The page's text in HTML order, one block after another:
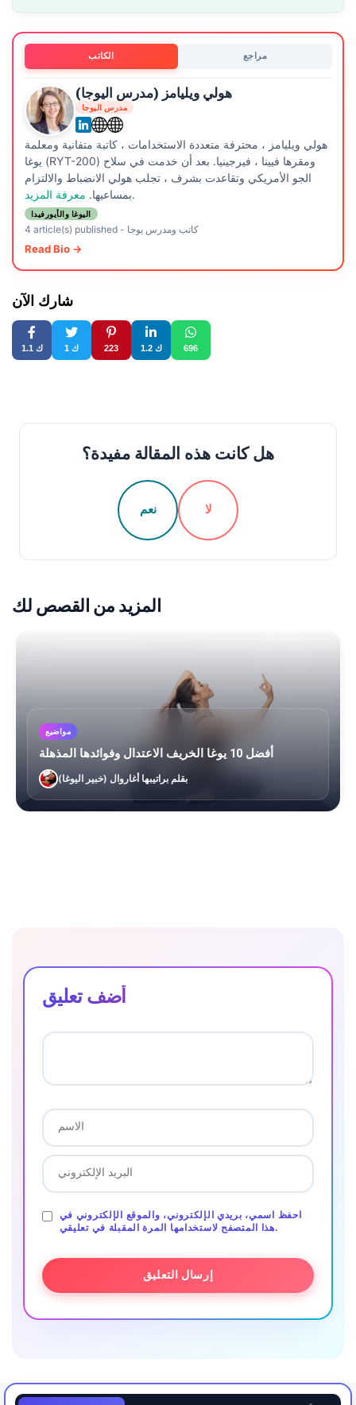
الكاتب مراجع
هولي ويليامز (مدرس اليوجا)
مدرس اليوجا
هولي ويليامز ، محترفة متعددة الاستخدامات ، كاتبة متفانية ومعلمة
يوغا (RYT-200) ومقرها فيينا ، فيرجينيا. بعد أن خدمت في سلاح
الجو الأمريكي وتقاعدت بشرف ، تجلب هولي الانضباط والالتزام
بمساعيها. معرفة المزيد .
اليوغا والأيورفيدا
4 article(s) published- كاتب ومدرس يوجا
Read Bio →
شارك الآن
1.1 ك 1 ك 223 1.2 ك 696
هل كانت هذه المقالة مفيدة؟
نعم لا
المزيد من القصص لك
مواضيع
أفضل 10 يوغا الخريف الاعتدال وفوائدها المذهلة
بقلم براتيبها أغاروال (خبير اليوغا)
أضف تعليق
احفظ اسمي، بريدي الإلكتروني، والموقع الإلكتروني في
هذا المتصفح لاستخدامها المرة المقبلة في تعليقي.